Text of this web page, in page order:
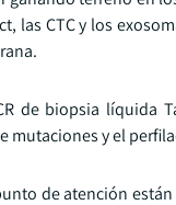
las CTC y los
de biopsia líquida
mutaciones y el
de atención